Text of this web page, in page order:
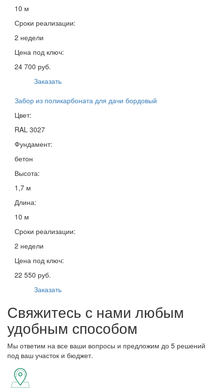
10 м
Сроки реализации:
2 недели
Цена под ключ:
24 700 руб.
Заказать
Забор из поликарбоната для дачи бордовый
Цвет:
RAL 3027
Фундамент:
бетон
Высота:
1,7 м
Длина:
10 м
Сроки реализации:
2 недели
Цена под ключ:
22 550 руб.
Заказать
Свяжитесь с нами любым
удобным способом
Мы ответим на все ваши вопросы и предложим до 5 решений
под ваш участок и бюджет.